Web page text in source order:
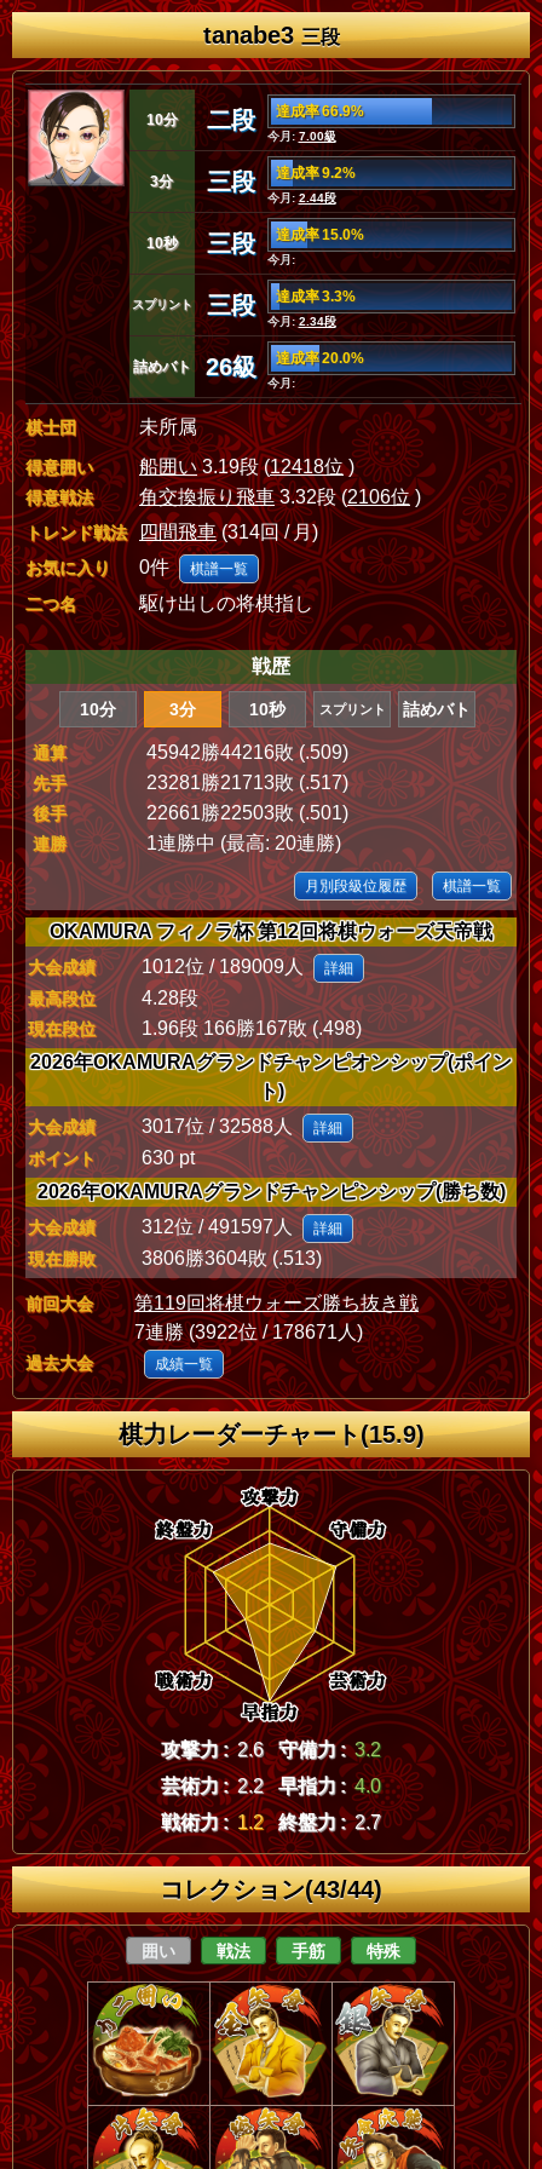
tanabe3三段
10分 二段 達成率 66.9%
今月:7.00級
3分 三段 達成率 9.2%
今月:2.44段
10秒 三段 達成率 15.0%
今月:
スプリント 三段 達成率 3.3%
今月:2.34段
詰めバト 26級 達成率 20.0%
今月:
棋士団 未所属
得意囲い 船囲い3.19段 (12418位)
得意戦法 角交換振り飛車3.32段 (2106位)
トレンド戦法 四間飛車(314回 / 月)
お気に入り 0件 棋譜一覧
二つ名 駆け出しの将棋指し
戦歴
10分 3分 10秒 スプリント 詰めバト
通算 45942勝44216敗 (.509)
先手 23281勝21713敗 (.517)
後手 22661勝22503敗 (.501)
連勝 1連勝中 (最高: 20連勝)
月別段級位履歴 棋譜一覧
OKAMURA フィノラ杯 第12回将棋ウォーズ天帝戦
大会成績 1012位 / 189009人 詳細
最高段位 4.28段
現在段位
1.96段 166勝167敗 (.498)
2026年OKAMURAグランドチャンピオンシップ(ポイン
ト)
大会成績 3017位 / 32588人 詳細
ポイント
630 pt
2026年OKAMURAグランドチャンピンシップ(勝ち数)
大会成績 312位 / 491597人 詳細
現在勝敗 3806勝3604敗 (.513)
前回大会
第119回将棋ウォーズ勝ち抜き戦
7連勝 (3922位 / 178671人)
過去大会 成績一覧
棋力レーダーチャート(15.9)
攻撃力 : 2.6 守備力 : 3.2
芸術力 : 2.2 早指力 : 4.0
戦術力 : 1.2 終盤力 : 2.7
コレクション(43/44)
囲い 戦法 手筋 特殊